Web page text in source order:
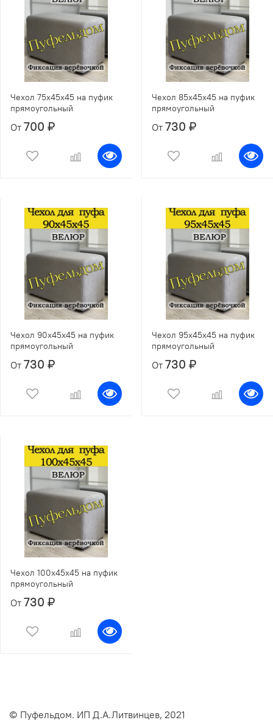
Чехол 75х45х45 на пуфик
прямоугольный
От 700 ₽
Чехол 85х45х45 на пуфик
прямоугольный
От 730 ₽
Чехол 90х45х45 на пуфик
прямоугольный
От 730 ₽
Чехол 95х45х45 на пуфик
прямоугольный
От 730 ₽
Чехол 100х45х45 на пуфик
прямоугольный
От 730 ₽
© Пуфельдом. ИП Д.А.Литвинцев, 2021